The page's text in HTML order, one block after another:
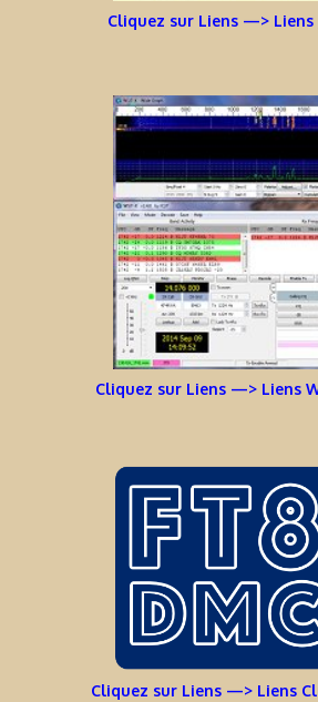
Cliquez sur Liens —> Liens
Cliquez sur Liens —> Liens
Cliquez sur Liens —> Liens